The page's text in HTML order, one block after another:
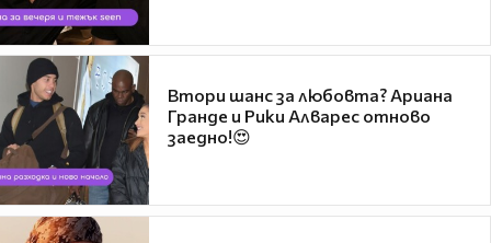
Втори шанс за любовта? Ариана
Гранде и Рики Алварес отново
заедно!😍